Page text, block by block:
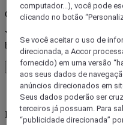
Core booking engine
You’ll be redirected to Accor
book your stay
Fechar janela
Erro(s de)
Para onde você viaja?
computador...), você pode
clicando no botão
Se você aceitar o uso de
direcionada, a Accor
fornecido) em uma versão
aos seus dados de
anúncios direcionados em
Seus dados poderão ser
terceiros já possuam. Para
“publicidade direcionada”